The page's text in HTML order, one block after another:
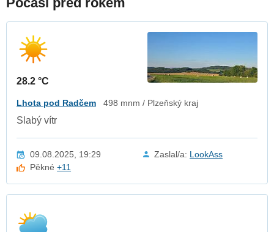
28.2 °C
Lhota pod Radčem 498 mnm / Plzeňský kraj
Slabý vítr
09.08.2025, 19:29 Zaslal/a: LookAss
Pěkné+11